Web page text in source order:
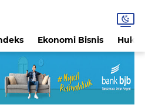
Ekonomi Bisnis